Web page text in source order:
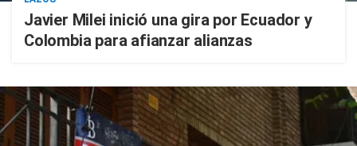
Javier Milei inició una gira por Ecuador y
Colombia para afianzar alianzas